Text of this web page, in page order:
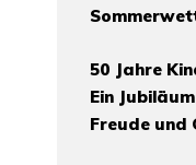
50 Jahre
Ein
Freude und